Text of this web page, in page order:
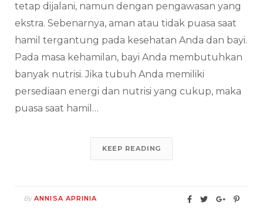
tetap dijalani, namun dengan pengawasan yang
ekstra. Sebenarnya, aman atau tidak puasa saat
hamil tergantung pada kesehatan Anda dan bayi.
Pada masa kehamilan, bayi Anda membutuhkan
banyak nutrisi. Jika tubuh Anda memiliki
persediaan energi dan nutrisi yang cukup, maka
puasa saat hamil…
KEEP READING
By ANNISA APRINIA